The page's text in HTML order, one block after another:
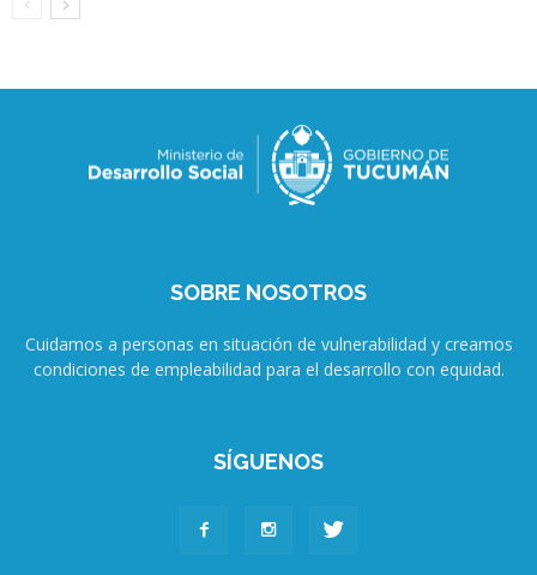
SOBRE NOSOTROS
Cuidamos a personas en situación de vulnerabilidad y creamos
condiciones de empleabilidad para el desarrollo con equidad.
SÍGUENOS